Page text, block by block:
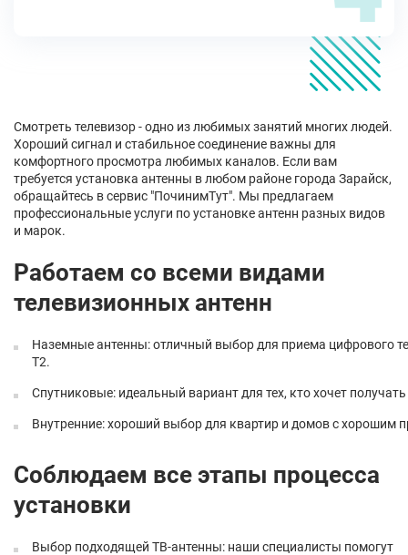
Смотреть телевизор - одно из любимых занятий многих людей.
Хороший сигнал и стабильное соединение важны для
комфортного просмотра любимых каналов. Если вам
требуется установка антенны в любом районе города Зарайск,
обращайтесь в сервис "ПочинимТут". Мы предлагаем
профессиональные услуги по установке антенн разных видов
и марок.
Работаем со всеми видами
телевизионных антенн
Наземные антенны: отличный выбор для приема цифрового
T2.
Спутниковые: идеальный вариант для тех, кто хочет
Внутренние: хороший выбор для квартир и домов с хорошим
Соблюдаем все этапы процесса
установки
Выбор подходящей ТВ-антенны: наши специалисты помогут